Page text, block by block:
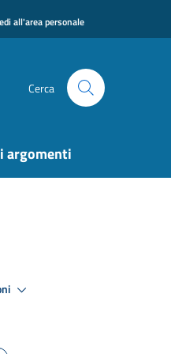
all'area personale
Cerca
argomenti